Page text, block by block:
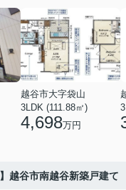
越谷市大字袋山
3LDK (111.88㎡)
4,698万円
】越谷市南越谷新築戸建て